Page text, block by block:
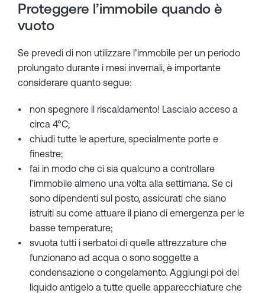
Proteggere l’immobile quando è
vuoto
Se prevedi di non utilizzare l’immobile per un periodo
prolungato durante i mesi invernali, è importante
considerare quanto segue:
non spegnere il riscaldamento! Lascialo acceso a
circa 4°C;
chiudi tutte le aperture, specialmente porte e
finestre;
fai in modo che ci sia qualcuno a controllare
l’immobile almeno una volta alla settimana. Se ci
sono dipendenti sul posto, assicurati che siano
istruiti su come attuare il piano di emergenza per le
basse temperature;
svuota tutti i serbatoi di quelle attrezzature che
funzionano ad acqua o sono soggette a
condensazione o congelamento. Aggiungi poi del
liquido antigelo a tutte quelle apparecchiature che